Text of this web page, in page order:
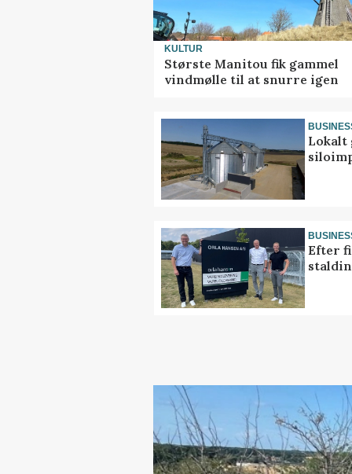
KULTUR
Største Manitou fik gammel
vindmølle til at snurre igen
Lokalt
Efter